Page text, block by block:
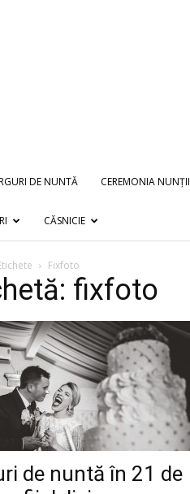
DE NUNTĂ CEREMONIA NUNȚII
CĂSNICIE
Fixfoto
fixfoto
de nuntă în 21 de